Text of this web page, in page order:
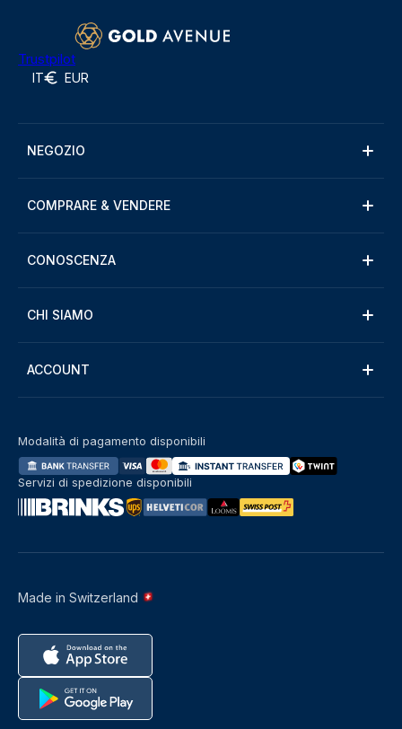
Trustpilot
IT EUR
NEGOZIO
COMPRARE & VENDERE
CONOSCENZA
CHI SIAMO
ACCOUNT
Made in Switzerland
Modalità di pagamento disponibili
Servizi di spedizione disponibili